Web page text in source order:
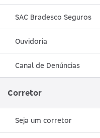
SAC Bradesco Seguros
Ouvidoria
Canal de Denúncias
Corretor
Seja um corretor